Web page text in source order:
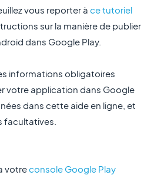
vous reporter à ce tutoriel
sur la manière de publier
dans Google Play.
informations obligatoires
votre application dans Google
dans cette aide en ligne, et
facultatives.
votreconsole Google Play